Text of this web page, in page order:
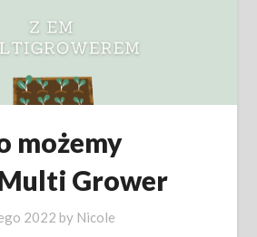
możemy
Grower
2022 by Nicole